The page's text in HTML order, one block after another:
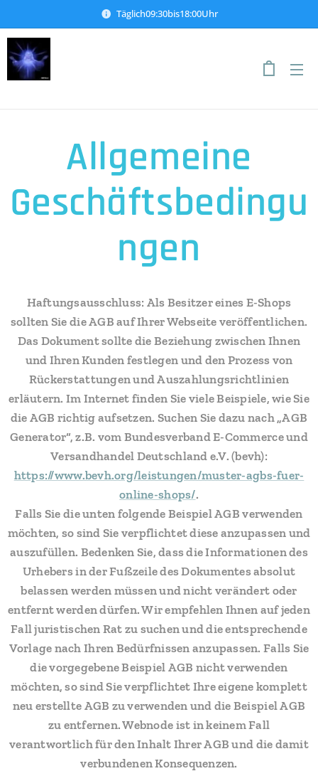
Täglich09:30bis18:00Uhr
Allgemeine
Geschäftsbedingu
ngen
Haftungsausschluss: Als Besitzer eines E-Shops
sollten Sie die AGB auf Ihrer Webseite veröffentlichen.
Das Dokument sollte die Beziehung zwischen Ihnen
und Ihren Kunden festlegen und den Prozess von
Rückerstattungen und Auszahlungsrichtlinien
erläutern. Im Internet finden Sie viele Beispiele, wie Sie
die AGB richtig aufsetzen. Suchen Sie dazu nach „AGB
Generator“, z.B. vom Bundesverband E-Commerce und
Versandhandel Deutschland e.V. (bevh):
https://www.bevh.org/leistungen/muster-agbs-fuer-
online-shops/.
Falls Sie die unten folgende Beispiel AGB verwenden
möchten, so sind Sie verpflichtet diese anzupassen und
auszufüllen. Bedenken Sie, dass die Informationen des
Urhebers in der Fußzeile des Dokumentes absolut
belassen werden müssen und nicht verändert oder
entfernt werden dürfen. Wir empfehlen Ihnen auf jeden
Fall juristischen Rat zu suchen und die entsprechende
Vorlage nach Ihren Bedürfnissen anzupassen. Falls Sie
die vorgegebene Beispiel AGB nicht verwenden
möchten, so sind Sie verpflichtet Ihre eigene komplett
neu erstellte AGB zu verwenden und die Beispiel AGB
zu entfernen. Webnode ist in keinem Fall
verantwortlich für den Inhalt Ihrer AGB und die damit
verbundenen Konsequenzen.